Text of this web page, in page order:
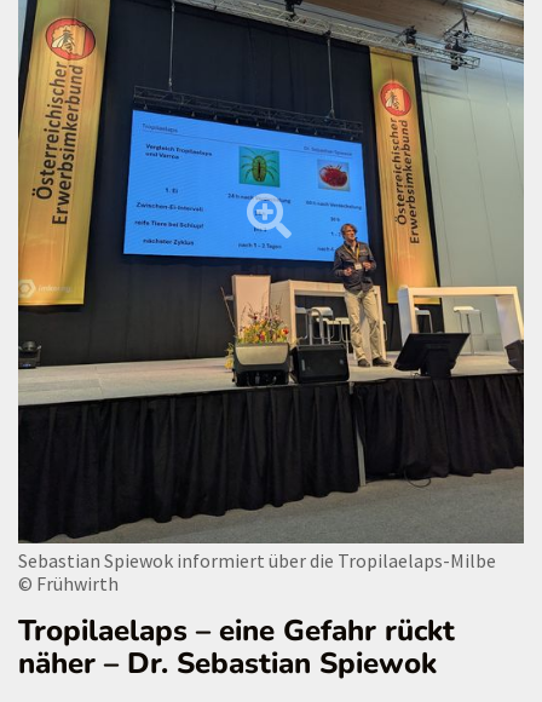
Sebastian Spiewok informiert über die Tropilaelaps-Milbe
© Frühwirth
Tropilaelaps – eine Gefahr rückt
näher – Dr. Sebastian Spiewok